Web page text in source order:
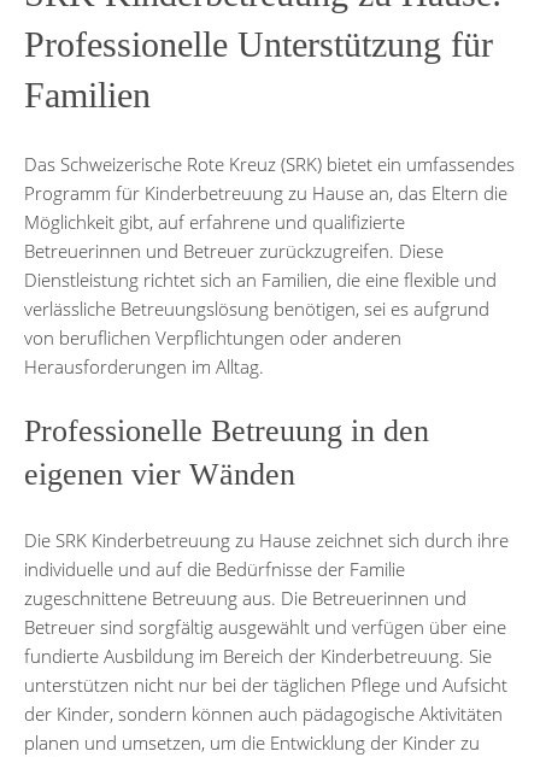
Professionelle Unterstützung für
Familien
Das Schweizerische Rote Kreuz (SRK) bietet ein umfassendes
Programm für Kinderbetreuung zu Hause an, das Eltern die
Möglichkeit gibt, auf erfahrene und qualifizierte
Betreuerinnen und Betreuer zurückzugreifen. Diese
Dienstleistung richtet sich an Familien, die eine flexible und
verlässliche Betreuungslösung benötigen, sei es aufgrund
von beruflichen Verpflichtungen oder anderen
Herausforderungen im Alltag.
Professionelle Betreuung in den
eigenen vier Wänden
Die SRK Kinderbetreuung zu Hause zeichnet sich durch ihre
individuelle und auf die Bedürfnisse der Familie
zugeschnittene Betreuung aus. Die Betreuerinnen und
Betreuer sind sorgfältig ausgewählt und verfügen über eine
fundierte Ausbildung im Bereich der Kinderbetreuung. Sie
unterstützen nicht nur bei der täglichen Pflege und Aufsicht
der Kinder, sondern können auch pädagogische Aktivitäten
planen und umsetzen, um die Entwicklung der Kinder zu